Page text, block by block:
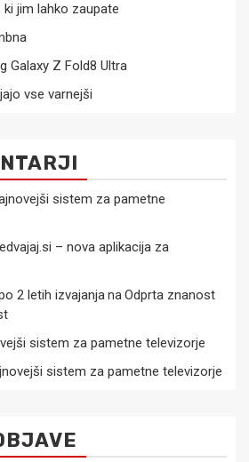
jim lahko zaupate
Galaxy Z Fold8 Ultra
vse varnejši
sistem za pametne
– nova aplikacija za
2 letih izvajanjana Odprta znanost
sistem za pametne televizorje
sistem za pametne televizorje